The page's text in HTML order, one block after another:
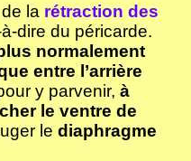
la rétraction des
à-dire du péricarde.
normalement
entre l’arrière
y parvenir, à
le ventre de
le diaphragme